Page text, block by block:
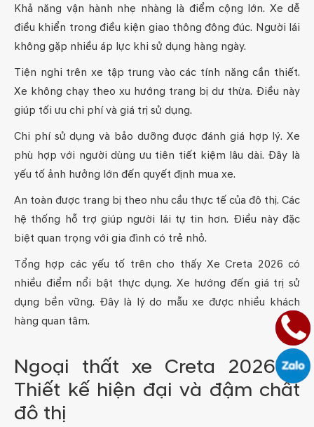
Khả năng vận hành nhẹ nhàng là điểm cộng lớn. Xe dễ
điều khiển trong điều kiện giao thông đông đúc. Người lái
không gặp nhiều áp lực khi sử dụng hàng ngày.
Tiện nghi trên xe tập trung vào các tính năng cần thiết.
Xe không chạy theo xu hướng trang bị dư thừa. Điều này
giúp tối ưu chi phí và giá trị sử dụng.
Chi phí sử dụng và bảo dưỡng được đánh giá hợp lý. Xe
phù hợp với người dùng ưu tiên tiết kiệm lâu dài. Đây là
yếu tố ảnh hưởng lớn đến quyết định mua xe.
An toàn được trang bị theo nhu cầu thực tế của đô thị. Các
hệ thống hỗ trợ giúp người lái tự tin hơn. Điều này đặc
biệt quan trọng với gia đình có trẻ nhỏ.
Tổng hợp các yếu tố trên cho thấy Xe Creta 2026 có
nhiều điểm nổi bật thực dụng. Xe hướng đến giá trị sử
dụng bền vững. Đây là lý do mẫu xe được nhiều khách
hàng quan tâm.
Ngoại thất xe Creta 2026 –
Thiết kế hiện đại và đậm chất
đô thị